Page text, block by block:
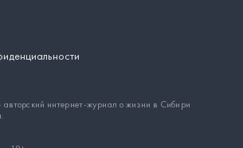
интернет-журнал о жизни в Сибири